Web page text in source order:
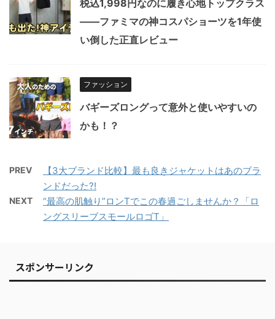
税込1,998円なのに履き心地トップクラス
——ファミマの神コスパショーツを1年使
い倒した正直レビュー
ファッション
バギーズロングって意外と使いやすいの
かも！？
PREV
【3大ブランド比較】最も良きジャケットはあのブラ
ンドだった?!
NEXT
“最高の肌触り”ロンTでこの春過ごしませんか？「ロ
ングスリーブスモールロゴT」
スポンサーリンク